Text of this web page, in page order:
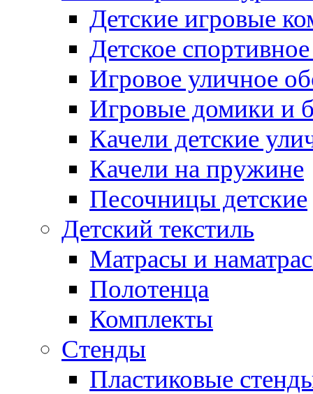
Детские игровые
Детское
Игровое уличное
Игровые домики и
Качели детские
Качели на пружине
Песочницы детские
Детский текстиль
Матрасы и
Полотенца
Комплекты
Стенды
Пластиковые